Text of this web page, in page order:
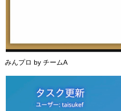
みんプロ by チームA